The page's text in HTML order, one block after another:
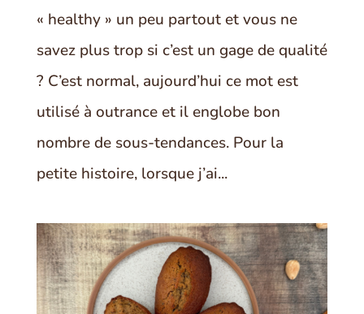
« healthy » un peu partout et vous ne
savez plus trop si c’est un gage de qualité
? C’est normal, aujourd’hui ce mot est
utilisé à outrance et il englobe bon
nombre de sous-tendances. Pour la
petite histoire, lorsque j’ai...